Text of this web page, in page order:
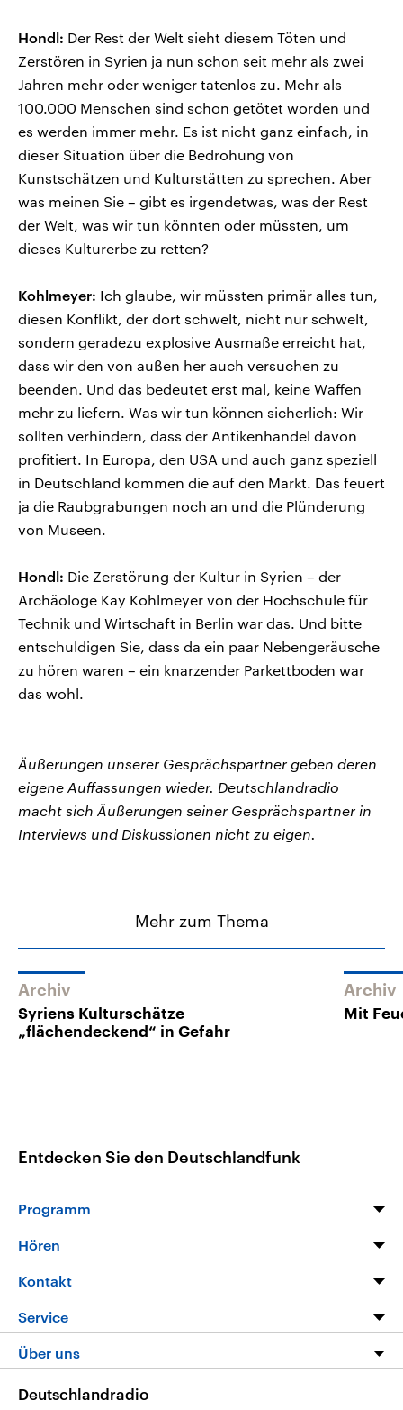
Hondl: Der Rest der Welt sieht diesem Töten und
Zerstören in Syrien ja nun schon seit mehr als zwei
Jahren mehr oder weniger tatenlos zu. Mehr als
100.000 Menschen sind schon getötet worden und
es werden immer mehr. Es ist nicht ganz einfach, in
dieser Situation über die Bedrohung von
Kunstschätzen und Kulturstätten zu sprechen. Aber
was meinen Sie – gibt es irgendetwas, was der Rest
der Welt, was wir tun könnten oder müssten, um
dieses Kulturerbe zu retten?
Kohlmeyer: Ich glaube, wir müssten primär alles tun,
diesen Konflikt, der dort schwelt, nicht nur schwelt,
sondern geradezu explosive Ausmaße erreicht hat,
dass wir den von außen her auch versuchen zu
beenden. Und das bedeutet erst mal, keine Waffen
mehr zu liefern. Was wir tun können sicherlich: Wir
sollten verhindern, dass der Antikenhandel davon
profitiert. In Europa, den USA und auch ganz speziell
in Deutschland kommen die auf den Markt. Das feuert
ja die Raubgrabungen noch an und die Plünderung
von Museen.
Hondl: Die Zerstörung der Kultur in Syrien – der
Archäologe Kay Kohlmeyer von der Hochschule für
Technik und Wirtschaft in Berlin war das. Und bitte
entschuldigen Sie, dass da ein paar Nebengeräusche
zu hören waren – ein knarzender Parkettboden war
das wohl.
Äußerungen unserer Gesprächspartner geben deren
eigene Auffassungen wieder. Deutschlandradio
macht sich Äußerungen seiner Gesprächspartner in
Interviews und Diskussionen nicht zu eigen.
Mehr zum Thema
Archiv
Syriens Kulturschätze
„flächendeckend“ in Gefahr
Archiv
Mit
Entdecken Sie den Deutschlandfunk
Programm
Programm
Die Nachrichten
Nachrichtenleicht
Neue Beiträge auf dlf.de
Hören
Livestream
Podcasts
Deutschlandfunk App
Nachrichten App
Kontakt
Hörerservice
Service
FAQ
Veranstaltungen
Über uns
Deutschlandradio